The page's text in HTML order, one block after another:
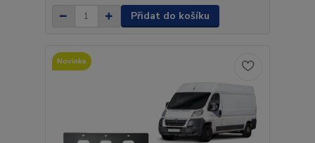
Přidat do košíku
Novinka